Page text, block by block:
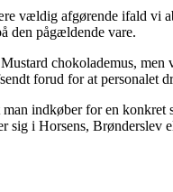
vældig afgørende ifald vi
den pågældende vare.
chokolademus, men
forud for at personalet
indkøber for en konkret
sig i Horsens, Brønderslev